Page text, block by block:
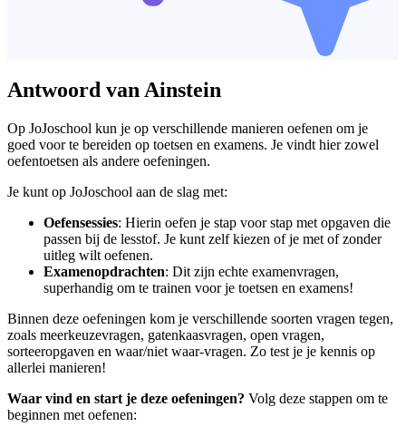
Antwoord van Ainstein
Op JoJoschool kun je op verschillende manieren oefenen om je
goed voor te bereiden op toetsen en examens. Je vindt hier zowel
oefentoetsen als andere oefeningen.
Je kunt op JoJoschool aan de slag met:
Oefensessies: Hierin oefen je stap voor stap met opgaven die
passen bij de lesstof. Je kunt zelf kiezen of je met of zonder
uitleg wilt oefenen.
Examenopdrachten: Dit zijn echte examenvragen,
superhandig om te trainen voor je toetsen en examens!
Binnen deze oefeningen kom je verschillende soorten vragen tegen,
zoals meerkeuzevragen, gatenkaasvragen, open vragen,
sorteeropgaven en waar/niet waar-vragen. Zo test je je kennis op
allerlei manieren!
Waar vind en start je deze oefeningen? Volg deze stappen om te
beginnen met oefenen: